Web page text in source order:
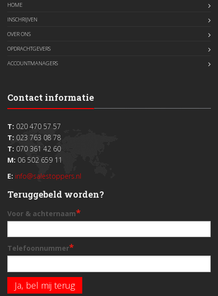
HOME
INSCHRIJVEN
OVER ONS
OPDRACHTGEVERS
ACCOUNTMANAGERS
Contact informatie
T: 020 470 57 57
T: 023 763 08 78
T: 070 361 42 60
M: 06 502 659 11
E: info@salestoppers.nl
Teruggebeld worden?
Voor & achternaam*
Telefoonnummer*
Ja, bel mij terug